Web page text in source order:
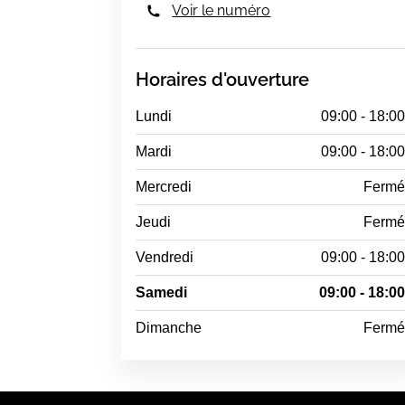
Voir le numéro
Horaires d'ouverture
Lundi 09:00 - 18:00
Mardi 09:00 - 18:00
Mercredi Fermé
Jeudi Fermé
Vendredi 09:00 - 18:00
Samedi 09:00 - 18:00
Dimanche Fermé